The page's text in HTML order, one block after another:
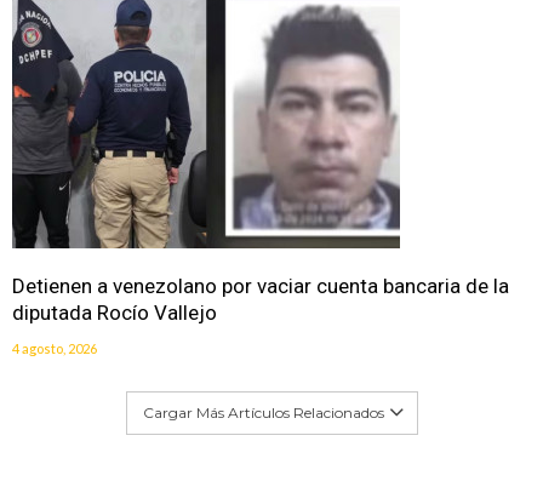
Detienen a venezolano por vaciar cuenta bancaria de la
diputada Rocío Vallejo
4 agosto, 2026
Cargar Más Artículos Relacionados